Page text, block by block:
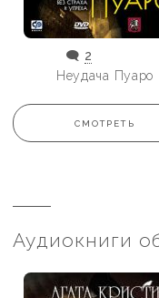
🗨️ 2
Неудача Пуаро
СМОТРЕТЬ
Аудиокниги